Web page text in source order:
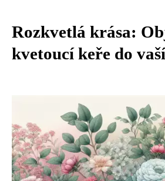
Rozkvetlá krása:
kvetoucí keře do